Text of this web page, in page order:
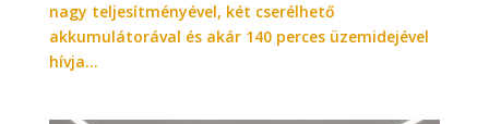
nagy teljesítményével, két cserélhető
akkumulátorával és akár 140 perces üzemidejével
hívja...